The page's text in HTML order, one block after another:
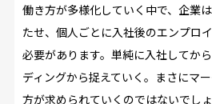
働き方が多様化していく中で、企業
たせ、個人ごとに入社後のエンプロ
必要があります。単純に入社してか
ディングから捉えていく。まさにマ
方が求められていくのではないでしょ